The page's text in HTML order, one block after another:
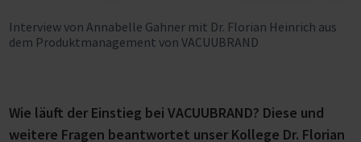
Interview von Annabelle Gahner mit Dr. Florian Heinrich aus
dem Produktmanagement von VACUUBRAND
Wie läuft der Einstieg bei VACUUBRAND? Diese und
weitere Fragen beantwortet unser Kollege Dr. Florian